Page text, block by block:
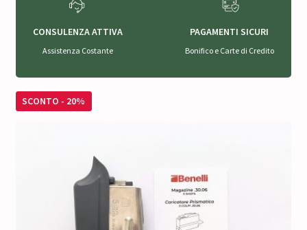
CONSULENZA ATTIVA
Assistenza Costante
PAGAMENTI SICURI
Bonifico e Carte di Credito
SCONTO - 20%